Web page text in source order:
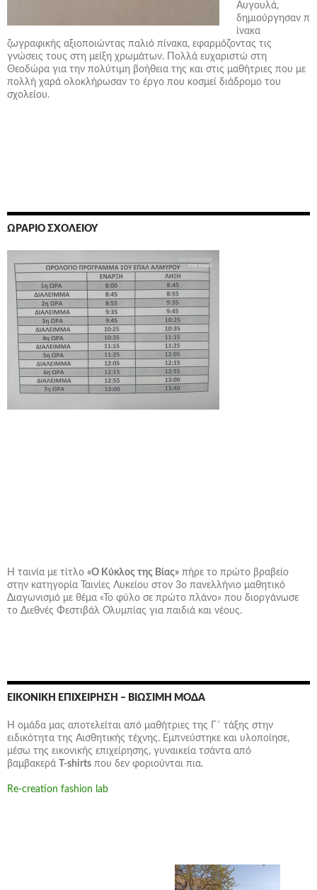
Αυγουλά,
δημιούργησαν π
ίνακα
ζωγραφικής αξιοποιώντας παλιό πίνακα, εφαρμόζοντας τις
γνώσεις τους στη μείξη χρωμάτων. Πολλά ευχαριστώ στη
Θεοδώρα για την πολύτιμη βοήθεια της και στις μαθήτριες που με
πολλή χαρά ολοκλήρωσαν το έργο που κοσμεί διάδρομο του
σχολείου.
ΩΡΆΡΙΟ ΣΧΟΛΕΊΟΥ
Η ταινία με τίτλο «Ο Κύκλος της Βίας» πήρε το πρώτο βραβείο
στην κατηγορία Ταινίες Λυκείου στον 3ο πανελλήνιο μαθητικό
Διαγωνισμό με θέμα «Το φύλο σε πρώτο πλάνο» που διοργάνωσε
το Διεθνές Φεστιβάλ Ολυμπίας για παιδιά και νέους.
ΕΙΚΟΝΙΚΉ ΕΠΙΧΕΊΡΗΣΗ – ΒΙΏΣΙΜΗ ΜΌΔΑ
Η ομάδα μας αποτελείται από μαθήτριες της Γ΄ τάξης στην
ειδικότητα της Αισθητικής τέχνης. Εμπνεύστηκε και υλοποίησε,
μέσω της εικονικής επιχείρησης, γυναικεία τσάντα από
βαμβακερά
T-shirts που δεν φοριούνται πια.
Re-creation fashion lab